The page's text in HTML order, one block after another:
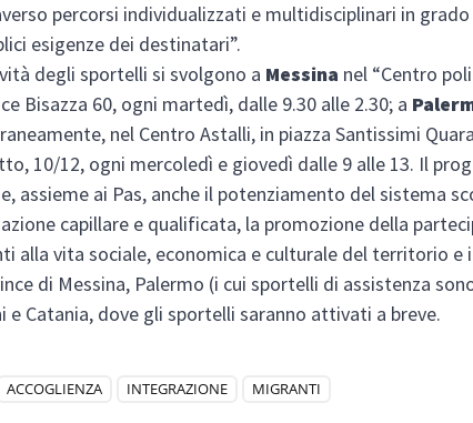
percorsi individualizzati e multidisciplinari in
esigenze dei destinatari”.
degli sportelli si svolgono a Messina nel “Centro
Bisazza 60, ogni martedì, dalle 9.30 alle 2.30; a
nel Centro Astalli, in piazza Santissimi
10/12, ogni mercoledì e giovedì dalle 9 alle 13. Il
assieme ai Pas, anche il potenziamento del sistema
capillare e qualificata, la promozione della
alla vita sociale, economica e culturale del territorio e
di Messina, Palermo (i cui sportelli di assistenza
e Catania, dove gli sportelli saranno attivati a breve.
ACCOGLIENZA INTEGRAZIONE MIGRANTI